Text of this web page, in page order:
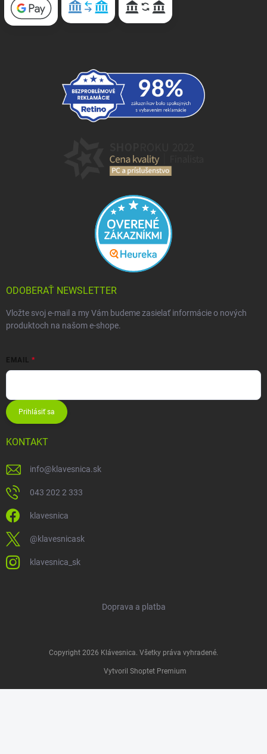
ODOBERAŤ NEWSLETTER
Vložte svoj e-mail a my Vám budeme zasielať informácie o nových
produktoch na našom e-shope.
EMAIL
Prihlásiť sa
KONTAKT
info@klavesnica.sk
043 202 2 333
klavesnica
@klavesnicask
klavesnica_sk
Doprava a platba
Vytvoril Shoptet Premium
Copyright 2026 Klávesnica. Všetky práva vyhradené.